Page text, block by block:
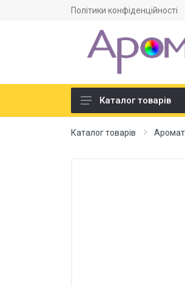
Політики конфіденційності
Ароматизатори
Каталог товарів
Каталог товарів